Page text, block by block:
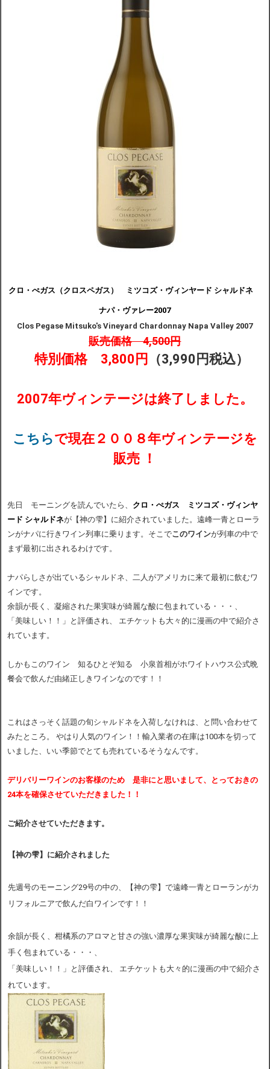
クロ・ぺガス（クロスペガス） ミツコズ・ヴィンヤード シャルドネ
ナパ・ヴァレー2007
Clos Pegase Mitsuko's Vineyard Chardonnay Napa Valley 2007
販売価格 4,500円
特別価格 3,800 円 （3,990円税込）
2007年ヴィンテージは終了しました。
こちらで現在２００８年ヴィンテージを
販売 ！
先日 モーニングを読んでいたら、 クロ・ぺガス ミツコズ・ヴィンヤ
ード シャルドネが【神の雫】に紹介されていました。遠峰一青とローラ
ンがナパに行きワイン列車に乗ります。そこでこのワインが列車の中で
まず最初に出されるわけです。
ナパらしさが出ているシャルドネ、二人がアメリカに来て最初に飲むワ
インです。
余韻が長く、凝縮された果実味が綺麗な酸に包まれている・・・、
「美味しい！！」と評価され、 エチケットも大々的に漫画の中で紹介さ
れています。
しかもこのワイン 知るひとぞ知る 小泉首相がホワイトハウス公式晩
餐会で飲んだ由緒正しきワインなのです！！
これはさっそく話題の旬シャルドネを入荷しなけれは、と問い合わせて
みたところ。 やはり人気のワイン！！輸入業者の在庫は100本を切って
いました、いい季節でとても売れているそうなんです。
デリバリーワインのお客様のため 是非にと思いまして、とっておきの
24本を確保させていただきました！！
ご紹介させていただきます。
【神の雫】に紹介されました
先週号のモーニング29号の中の、【神の雫】で遠峰一青とローランがカ
リフォルニアで飲んだ白ワインです！！
余韻が長く、柑橘系のアロマと甘さの強い濃厚な果実味が綺麗な酸に上
手く包まれている・・・、
「美味しい！！」と評価され、 エチケットも大々的に漫画の中で紹介さ
れています。